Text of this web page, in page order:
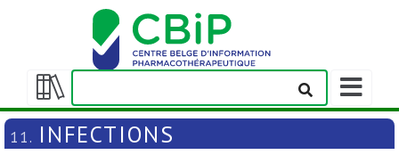
Afficher/masquer
la
table
Afficher/
la
barre
navigation
11. INFECTIONS